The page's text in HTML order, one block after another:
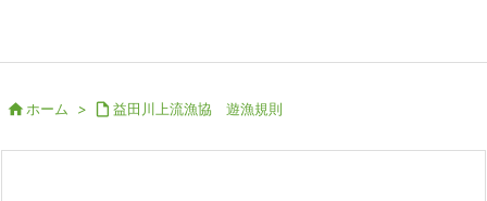

 ホーム >  益田川上流漁協 遊漁規則